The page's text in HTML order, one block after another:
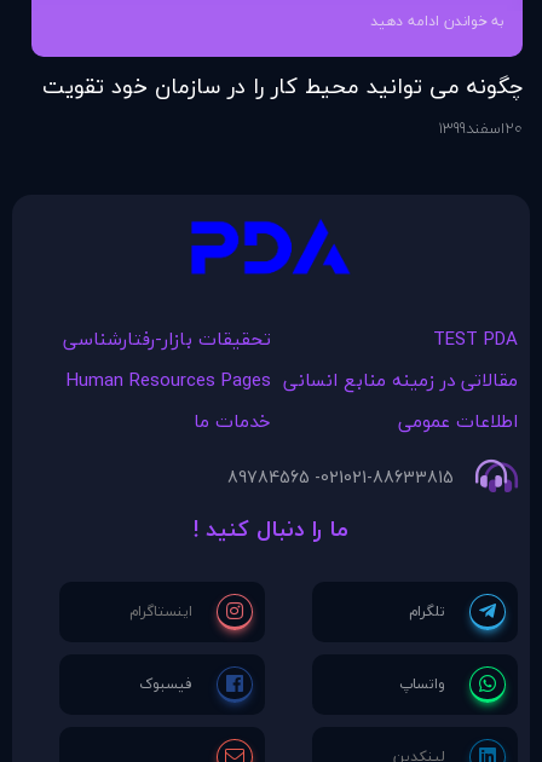
به خواندن ادامه دهید
چگونه می توانید محیط کار را در سازمان خود تقویت
کنید؟
20اسفند1399
TEST PDA
تحقیقات بازار-رفتارشناسی
مقالاتی در زمينه منابع انسانی Human Resources Pages
اطلاعات عمومی
خدمات ما
021-88633815
021- 89784565
ما را دنبال کنید !